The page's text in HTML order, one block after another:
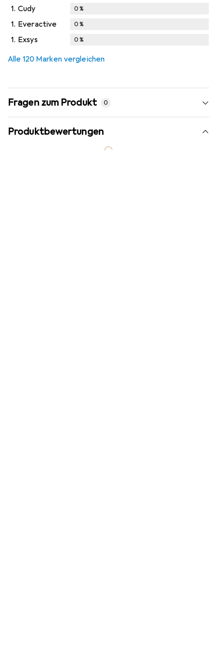
1. Cudy 0%
1. Everactive 0%
1. Exsys 0%
Alle 120 Marken vergleichen
Fragen zum Produkt 0
Produktbewertungen